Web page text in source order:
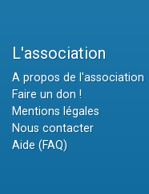
L'association
A propos de l'association
Faire un don !
Mentions légales
Nous contacter
Aide (FAQ)